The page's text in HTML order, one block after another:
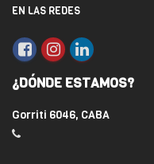
EN LAS REDES
¿DÓNDE ESTAMOS?
Gorriti 6046, CABA